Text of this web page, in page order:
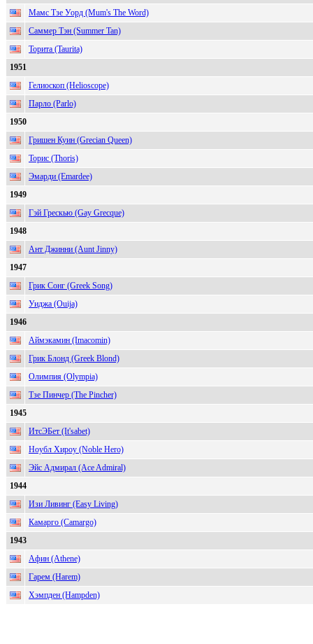
Мамс Тзе Уорд (Mum's The Word)
Саммер Тэн (Summer Tan)
Торита (Taurita)
1951
Гелиоскоп (Helioscope)
Парло (Parlo)
1950
Гришен Куин (Grecian Queen)
Торис (Thoris)
Эмарди (Emardee)
1949
Гэй Грескью (Gay Grecque)
1948
Ант Джинни (Aunt Jinny)
1947
Грик Сонг (Greek Song)
Уиджа (Ouija)
1946
Аймэкамин (Imacomin)
Грик Блонд (Greek Blond)
Олимпия (Olympia)
Тзе Пинчер (The Pincher)
1945
ИтсЭБет (It'sabet)
Ноубл Хироу (Noble Hero)
Эйс Адмирал (Ace Admiral)
1944
Изи Ливинг (Easy Living)
Камарго (Camargo)
1943
Афин (Athene)
Гарем (Harem)
Хэмпден (Hampden)